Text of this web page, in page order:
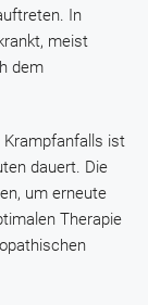
In
meist
dem
Krampfanfalls ist
dauert. Die
um erneute
Therapie